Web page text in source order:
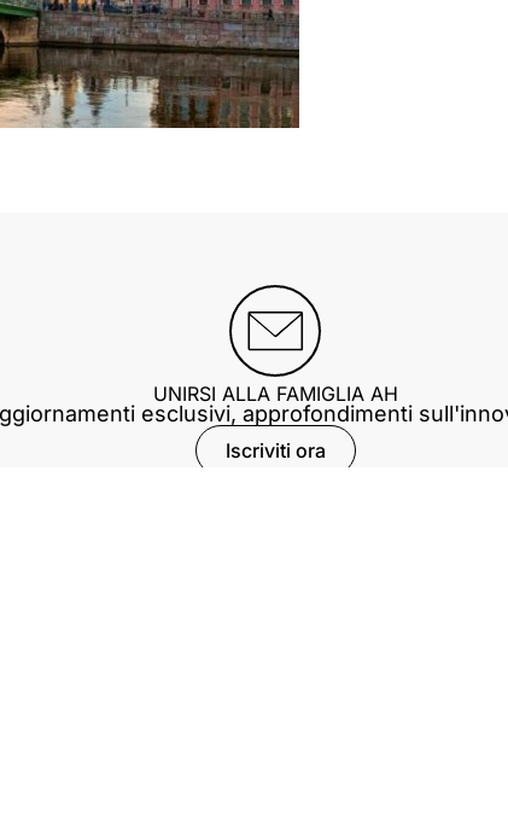
UNIRSI ALLA FAMIGLIA AH
esclusivi, approfondimenti
Iscriviti ora